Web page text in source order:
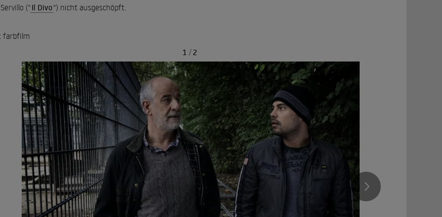
(" Il Divo") nicht ausgeschöpft.
farbfilm
1 / 2